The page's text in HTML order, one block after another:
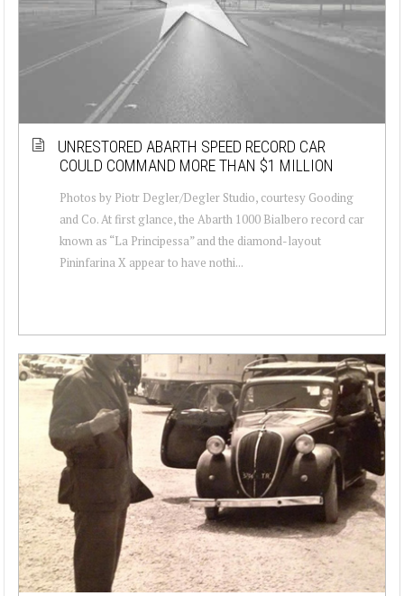
UNRESTORED ABARTH SPEED RECORD CAR
COULD COMMAND MORE THAN $1 MILLION
Photos by Piotr Degler/Degler Studio, courtesy Gooding
and Co. At first glance, the Abarth 1000 Bialbero record car
known as “La Principessa” and the diamond-layout
Pininfarina X appear to have nothi...